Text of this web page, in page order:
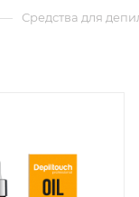
— Средства для